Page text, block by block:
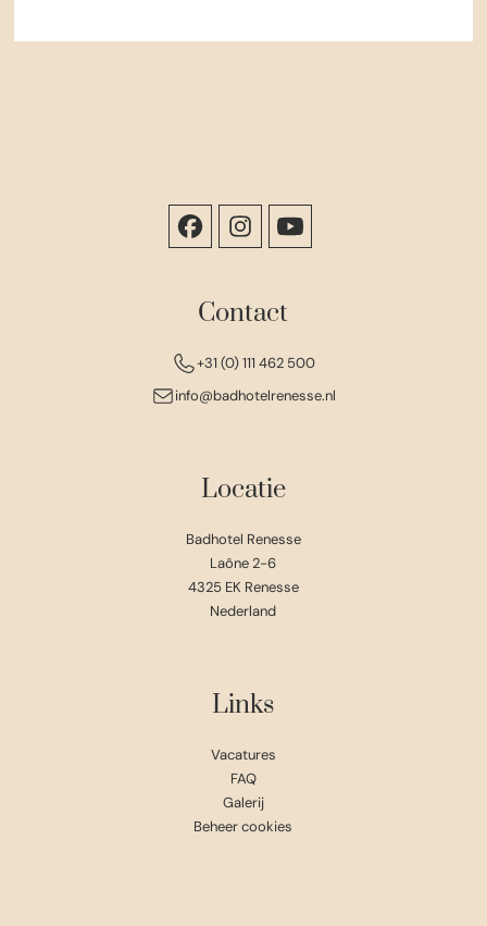
Contact
+31 (0) 111 462 500
info@badhotelrenesse.nl
Locatie
Badhotel Renesse
Laône 2-6
4325 EK Renesse
Nederland
Links
Vacatures
FAQ
Galerij
Beheer cookies